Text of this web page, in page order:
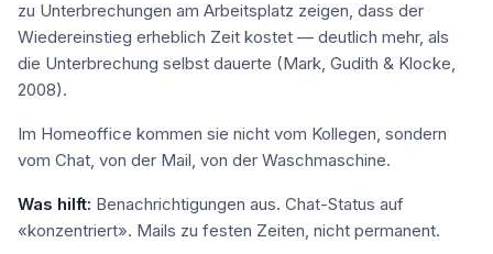
zu Unterbrechungen am Arbeitsplatz zeigen, dass der
Wiedereinstieg erheblich Zeit kostet — deutlich mehr, als
die Unterbrechung selbst dauerte (Mark, Gudith & Klocke,
2008).
Im Homeoffice kommen sie nicht vom Kollegen, sondern
vom Chat, von der Mail, von der Waschmaschine.
Was hilft: Benachrichtigungen aus. Chat-Status auf
«konzentriert». Mails zu festen Zeiten, nicht permanent.